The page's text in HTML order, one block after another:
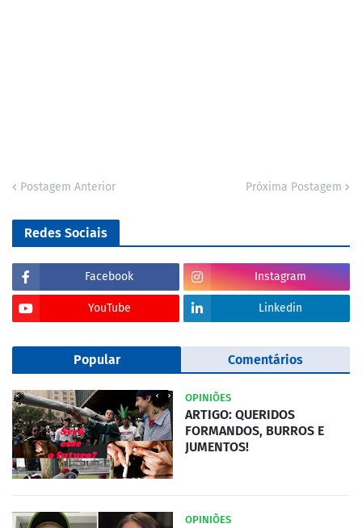
Postagem Anterior Próxima Postagem
Redes Sociais
Facebook Instagram
YouTube Linkedin
Popular Comentários
OPINIÕES
ARTIGO: QUERIDOS
FORMANDOS, BURROS E
JUMENTOS!
OPINIÕES